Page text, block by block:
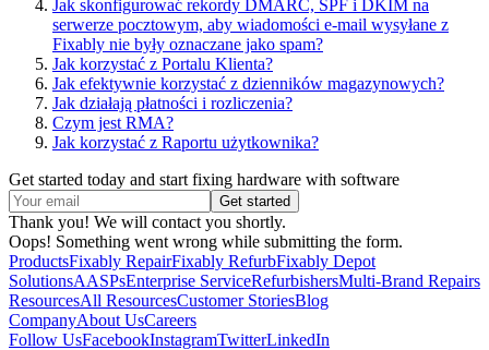
Jak skonfigurować rekordy DMARC, SPF i DKIM na
serwerze pocztowym, aby wiadomości e-mail wysyłane z
Fixably nie były oznaczane jako spam?
Jak korzystać z Portalu Klienta?
Jak efektywnie korzystać z dzienników magazynowych?
Jak działają płatności i rozliczenia?
Czym jest RMA?
Jak korzystać z Raportu użytkownika?
Get started today and start fixing hardware with software
Thank you! We will contact you shortly.
Oops! Something went wrong while submitting the form.
ProductsFixably RepairFixably RefurbFixably Depot
SolutionsAASPsEnterprise ServiceRefurbishersMulti-Brand Repairs
ResourcesAll ResourcesCustomer StoriesBlog
CompanyAbout UsCareers
Follow UsFacebookInstagramTwitterLinkedIn